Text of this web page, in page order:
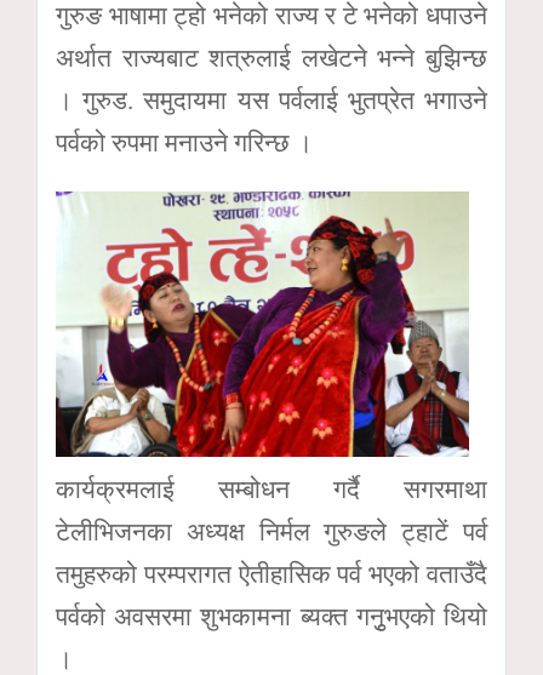
गुरुङ भाषामा ट्हो भनेको राज्य र टे भनेको धपाउने
अर्थात राज्यबाट शत्रुलाई लखेटने भन्ने बुझिन्छ
। गुरुड. समुदायमा यस पर्वलाई भुतप्रेत भगाउने
पर्वको रुपमा मनाउने गरिन्छ ।
कार्यक्रमलाई सम्बोधन गर्दै सगरमाथा
टेलीभिजनका अध्यक्ष निर्मल गुरुङले ट्हाटें पर्व
तमुहरुको परम्परागत ऐतीहासिक पर्व भएको वताउँदै
पर्वको अवसरमा शुभकामना ब्यक्त गनुृभएको थियो
।